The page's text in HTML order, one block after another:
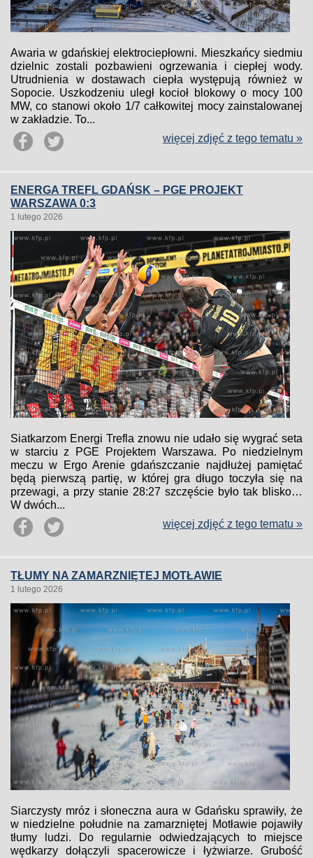
Awaria w gdańskiej elektrociepłowni. Mieszkańcy siedmiu
dzielnic zostali pozbawieni ogrzewania i ciepłej wody.
Utrudnienia w dostawach ciepła występują również w
Sopocie. Uszkodzeniu uległ kocioł blokowy o mocy 100
MW, co stanowi około 1/7 całkowitej mocy zainstalowanej
w zakładzie. To...
więcej zdjęć z tego tematu »
ENERGA TREFL GDAŃSK – PGE PROJEKT
WARSZAWA 0:3
1 lutego 2026
Siatkarzom Energi Trefla znowu nie udało się wygrać seta
w starciu z PGE Projektem Warszawa. Po niedzielnym
meczu w Ergo Arenie gdańszczanie najdłużej pamiętać
będą pierwszą partię, w której gra długo toczyła się na
przewagi, a przy stanie 28:27 szczęście było tak blisko…
W dwóch...
więcej zdjęć z tego tematu »
TŁUMY NA ZAMARZNIĘTEJ MOTŁAWIE
1 lutego 2026
Siarczysty mróz i słoneczna aura w Gdańsku sprawiły, że
w niedzielne południe na zamarzniętej Motławie pojawiły
tłumy ludzi. Do regularnie odwiedzających to miejsce
wędkarzy dołączyli spacerowicze i łyżwiarze. Grubość